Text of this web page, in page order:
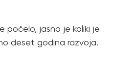
počelo, jasno je koliki je
deset godina razvoja.